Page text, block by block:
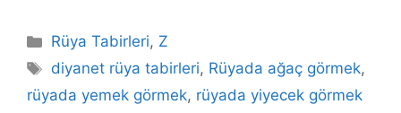
Kategoriler
Rüya Tabirleri, Z
Etiketler
diyanet rüya tabirleri, Rüyada ağaç görmek,
rüyada yemek görmek, rüyada yiyecek görmek